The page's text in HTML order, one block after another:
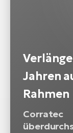
Jahren
Rahmen
Corratec